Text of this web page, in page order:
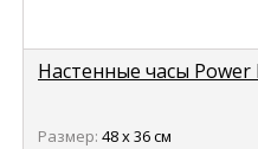
Настенные часы Power
Размер: 48 х 36 см